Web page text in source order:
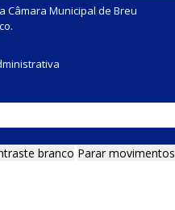
Câmara Municipal de Breu
branco Parar movimentos